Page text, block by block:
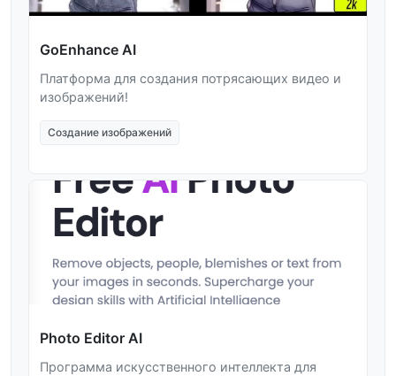
GoEnhance AI
Платформа для создания потрясающих видео и
изображений!
Создание изображений
Photo Editor AI
Программа искусственного интеллекта для